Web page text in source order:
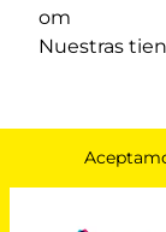
om
Nuestras